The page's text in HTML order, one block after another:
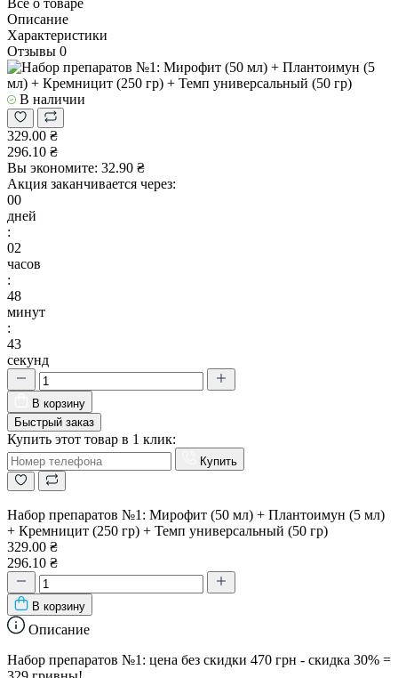
Описание
Характеристики
Отзывы 0
В наличии
329.00 ₴
296.10 ₴
Вы экономите: 32.90 ₴
Акция заканчивается через:
00
дней
:
02
часов
:
48
минут
:
42
секунд
В корзину
Быстрый заказ
Купить этот товар в 1 клик:
Купить
Набор препаратов №1: Мирофит (50 мл) + Плантоимун (5 мл)
+ Кремницит (250 гр) + Темп универсальный (50 гр)
329.00 ₴
296.10 ₴
В корзину
Описание
Набор препаратов №1: цена без скидки 470 грн - скидка 30% =